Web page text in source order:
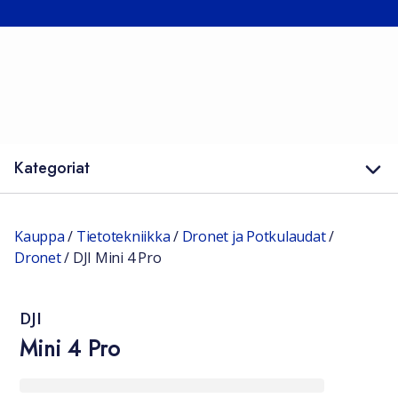
Kategoriat
Kauppa/ Tietotekniikka/ Dronet ja Potkulaudat/
Dronet/ DJI Mini 4 Pro
DJI
Mini 4 Pro